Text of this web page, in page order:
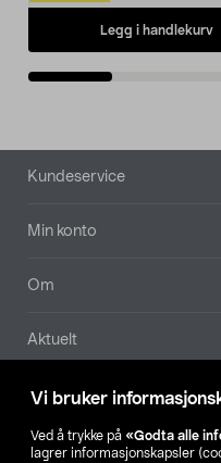
Vi bruker
Ved å trykke på «Godta alle
lagrer informasjonskapsler
Legg i handlekurv
Bunntekst
Kundeservice
Min konto
Om
Aktuelt
Våre selskaper